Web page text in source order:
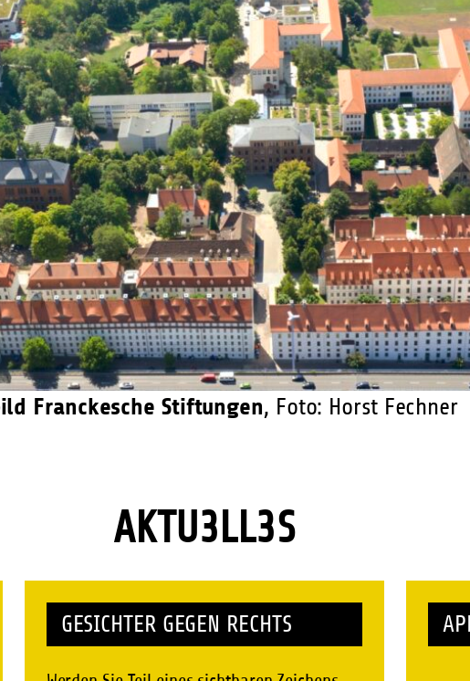
Franckesche Stiftungen, Foto: Horst Fechner
AKTU3LL3S
GESICHTER GEGEN RECHTS